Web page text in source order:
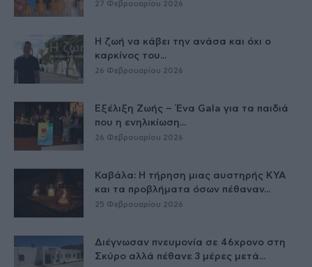
27 Φεβρουαρίου 2026
Η ζωή να κάβει την ανάσα και όχι ο
καρκίνος του...
26 Φεβρουαρίου 2026
Εξέλιξη Ζωής – Ένα Gala για τα παιδιά
που η ενηλικίωση...
26 Φεβρουαρίου 2026
Καβάλα: Η τήρηση μιας αυστηρής ΚΥΑ
και τα προβλήματα όσων πέθαναν...
25 Φεβρουαρίου 2026
Διέγνωσαν πνευμονία σε 46χρονο στη
Σκύρο αλλά πέθανε 3 μέρες μετά...